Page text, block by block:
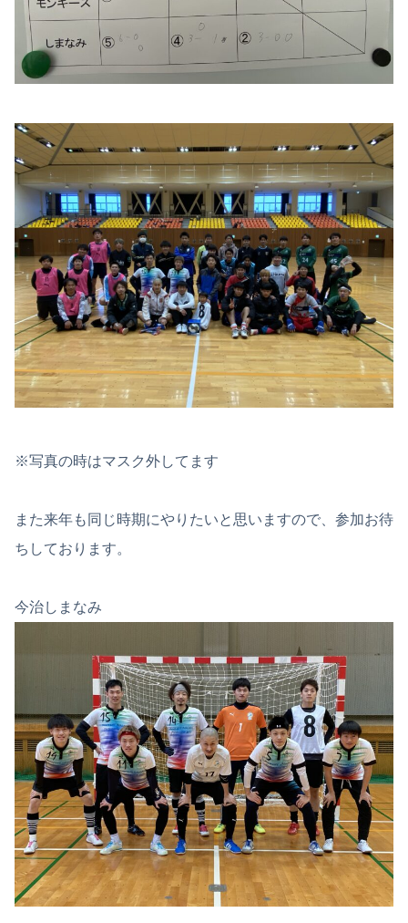
※写真の時はマスク外してます
また来年も同じ時期にやりたいと思いますので、参加お待
ちしております。
今治しまなみ